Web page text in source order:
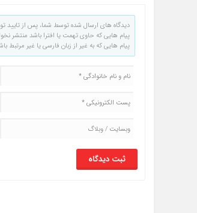
دیدگاه های ارسال شده توسط شما، پس از تایید
پیام هایی که حاوی تهمت یا افترا باشد منتشر
پیام هایی که به غیر از زبان فارسی یا غیر مرتبط